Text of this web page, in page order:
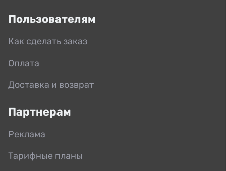
Пользователям
Как сделать заказ
Оплата
Доставка и возврат
Партнерам
Реклама
Тарифные планы